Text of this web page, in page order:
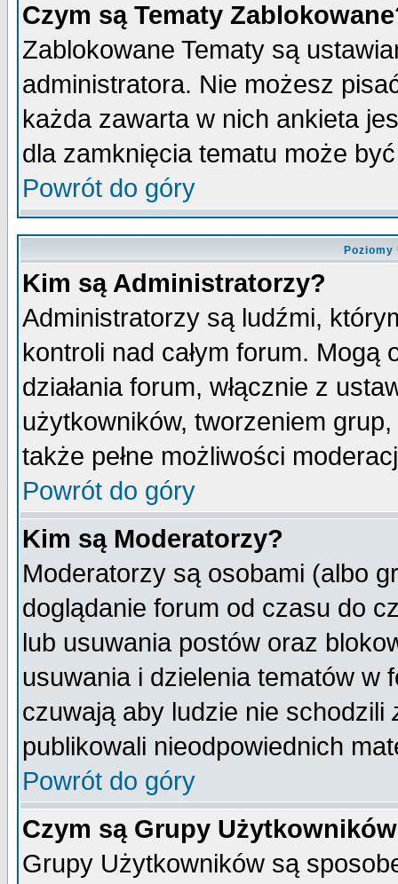
Czym są Tematy
Zablokowane Tematy są
administratora. Nie możesz
każda zawarta w nich ankieta
dla zamknięcia tematu może
Powrót do góry
Kim są Administratorzy?
Administratorzy są ludźmi,
kontroli nad całym forum.
działania forum, włącznie z
użytkowników, tworzeniem
także pełne możliwości
Powrót do góry
Kim są Moderatorzy?
Moderatorzy są osobami (albo
doglądanie forum od czasu do
lub usuwania postów oraz
usuwania i dzielenia tematów w
czuwają aby ludzie nie schodzili
publikowali nieodpowiednich
Powrót do góry
Czym są Grupy
Grupy Użytkowników są